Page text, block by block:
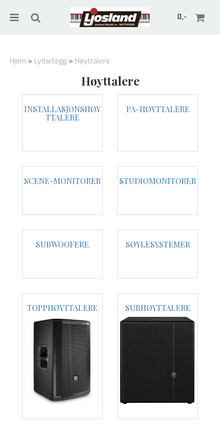
0,-
Hjem » Lydanlegg » Høyttalere
Høyttalere
INSTALLASJONSHØY
TTALERE
PA-HØYTTALERE
SCENE-MONITORER STUDIOMONITORER
SUBWOOFERE SØYLESYSTEMER
TOPPHØYTTALERE SUBHØYTTALERE
Trykk ENTER for å søke